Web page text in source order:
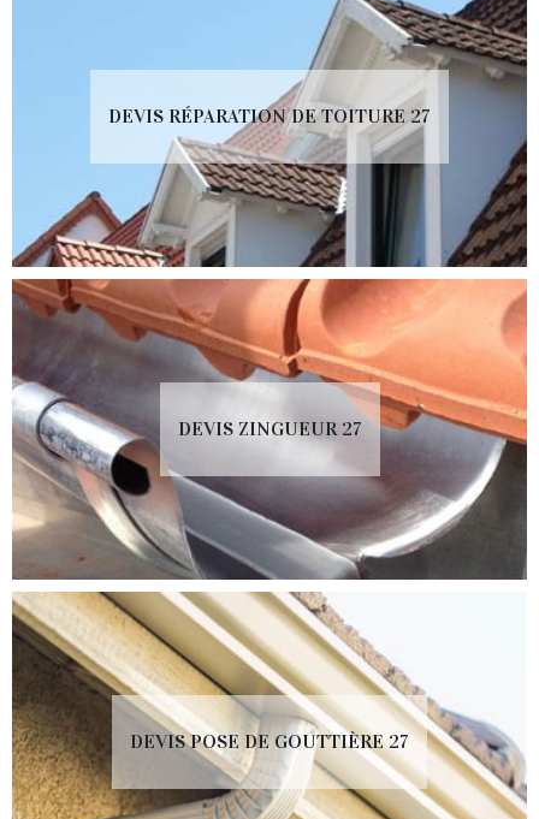
DEVIS RÉPARATION DE TOITURE 27
DEVIS ZINGUEUR 27
DEVIS POSE DE GOUTTIÈRE 27